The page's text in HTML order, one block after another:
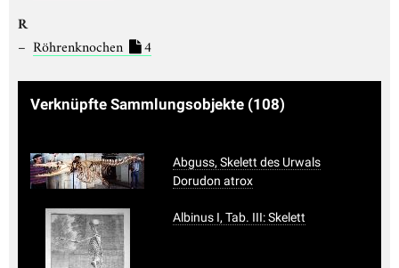
R
Röhrenknochen 4
Verknüpfte Sammlungsobjekte (108)
Abguss, Skelett des Urwals
Dorudon atrox
Albinus I, Tab. III: Skelett